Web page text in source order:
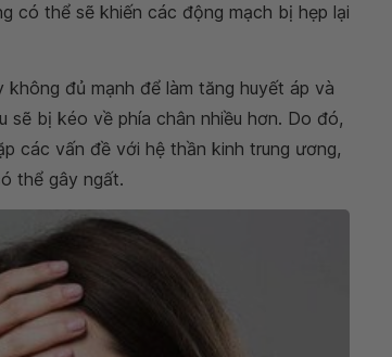
có thể sẽ khiến các động mạch bị hẹp lại
đủ mạnh để làm tăng huyết áp và
sẽ bị kéo về phía chân nhiều hơn. Do đó,
các vấn đề với hệ thần kinh trung ương,
thể gây ngất.